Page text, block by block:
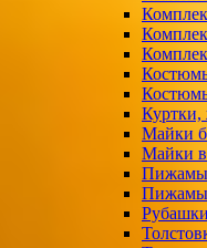
Куртки,
Майки
Майки
Пижамы
Пижамы